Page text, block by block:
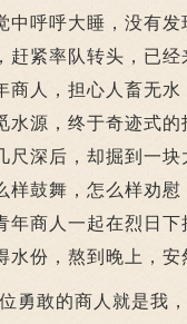
呼呼大睡，没有发
紧率队转头，已经
商人，担心人畜无
水源，终于奇迹式
尺深后，却掘到一
样鼓舞，怎么样劝
年商人一起在烈日
份，熬到晚上，安
敢的商人就是我，